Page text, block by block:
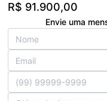
R$ 91.900,00
Envie uma